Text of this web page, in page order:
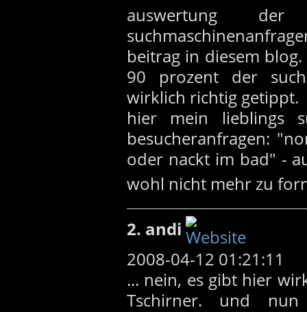
auswertung der
beitrag in diesem
90 prozent der
wirklich richtig getippt.
hier mein lieblings
besucheranfragen:
oder nackt im bad" -
wohl nicht mehr zu
2. andi
2008-04-12 01:21:11
... nein, es gibt hier
Tschirner. und